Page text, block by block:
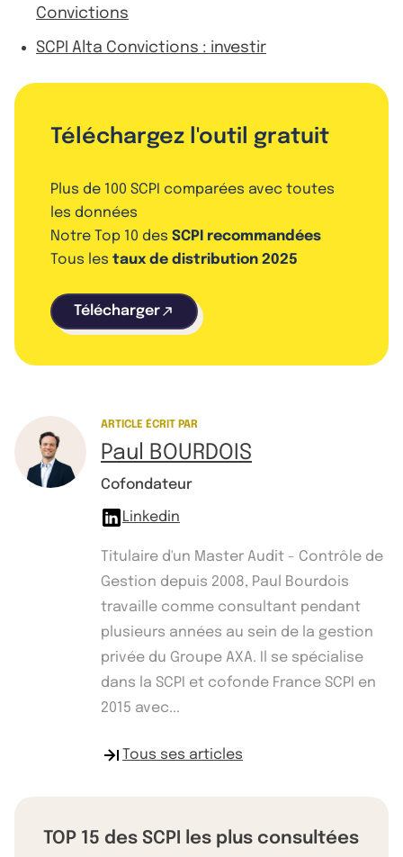
Convictions
SCPI Alta Convictions : investir
Téléchargez l'outil gratuit
Plus de 100 SCPI comparées avec toutes
les données
Notre Top 10 des SCPI recommandées
Tous les taux de distribution 2025
Télécharger
ARTICLE ÉCRIT PAR
Paul BOURDOIS
Cofondateur
Linkedin
Titulaire d'un Master Audit - Contrôle de
Gestion depuis 2008, Paul Bourdois
travaille comme consultant pendant
plusieurs années au sein de la gestion
privée du Groupe AXA. Il se spécialise
dans la SCPI et cofonde France SCPI en
2015 avec...
Tous ses articles
TOP 15 des SCPI les plus consultées